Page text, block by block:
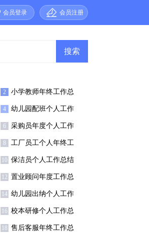
会员登录 会员注册
2 小学教师年终工作总
结汇编15篇
4 幼儿园配班个人工作
总结
6 采购员年度个人工作
总结15篇
8 工厂员工个人年终工
作总结(15篇)
10 保洁员个人工作总结
(精选15篇)
12 置业顾问年度工作总
结(合集15篇)
14 幼儿园出纳个人工作
总结
16 校本研修个人工作总
结【荐】
18 售后客服年终工作总